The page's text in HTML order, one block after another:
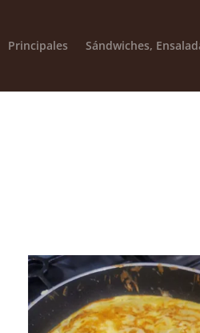
Principales Sándwiches,